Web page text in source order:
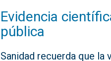
Evidencia
pública
Sanidad recuerda que